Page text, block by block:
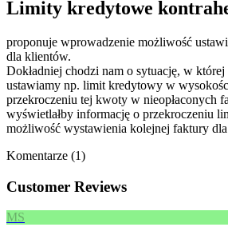
Limity kredytowe
proponuje wprowadzenie możliwość
dla klientów.
Dokładniej chodzi nam o sytuację, w
ustawiamy np. limit kredytowy w
przekroczeniu tej kwoty w nieopłaconych
wyświetlałby informację o przekroczeniu
możliwość wystawienia kolejnej faktury dla
Komentarze (1)
Customer Reviews
MS